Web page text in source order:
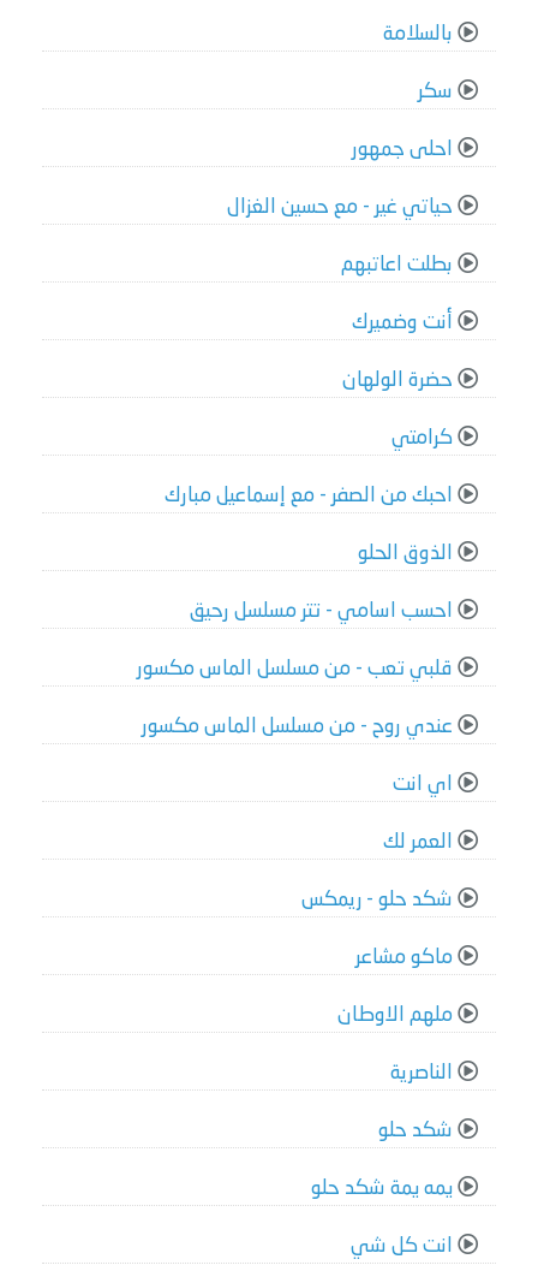
بالسلامة
سكر
احلى جمهور
حياتي غير - مع حسين الغزال
بطلت اعاتبهم
أنت وضميرك
حضرة الولهان
كرامتي
احبك من الصفر - مع إسماعيل مبارك
الذوق الحلو
احسب اسامي - تتر مسلسل رحيق
قلبي تعب - من مسلسل الماس مكسور
عندي روح - من مسلسل الماس مكسور
اي انت
العمر لك
شكد حلو - ريمكس
ماكو مشاعر
ملهم الاوطان
الناصرية
شكد حلو
يمه يمة شكد حلو
انت كل شي